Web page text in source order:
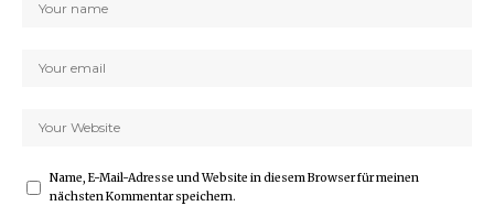
Name, E-Mail-Adresse und Website in diesem Browser für meinen
nächsten Kommentar speichern.